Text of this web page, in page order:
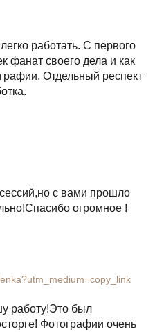
работать. С первого
фанат своего дела и как
Отдельный респект
с вами прошло
огромное !
работу!Это был
Фотографии очень